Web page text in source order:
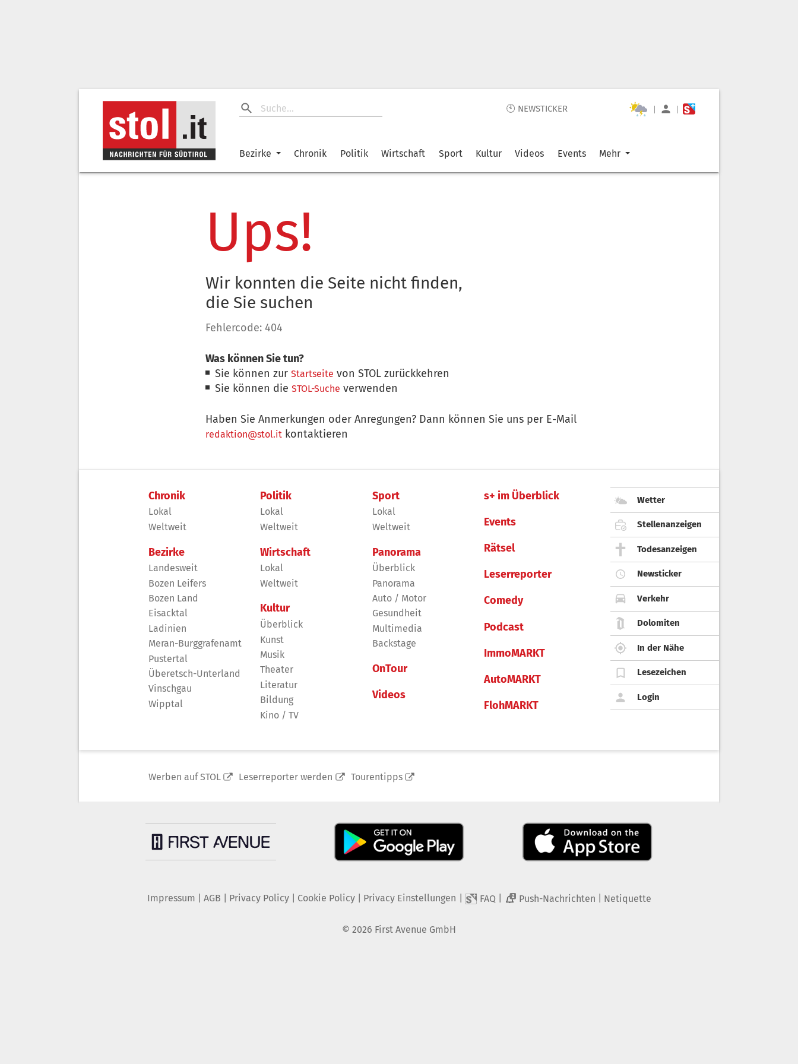
🕙 NEWSTICKER | |
Bezirke Chronik Politik Wirtschaft Sport Kultur Videos Events Mehr
Ups!
Wir konnten die Seite nicht finden,
die Sie suchen
Fehlercode: 404
Was können Sie tun?
Sie können zurStartseite von STOL zurückkehren
Sie können dieSTOL-Suche verwenden
Haben Sie Anmerkungen oder Anregungen? Dann können Sie uns per E-Mail
redaktion@stol.it kontaktieren
Chronik
Lokal
Weltweit
Bezirke
Landesweit
Bozen Leifers
Bozen Land
Eisacktal
Ladinien
Meran-Burggrafenamt
Pustertal
Überetsch-Unterland
Vinschgau
Wipptal
Politik
Lokal
Weltweit
Wirtschaft
Lokal
Weltweit
Kultur
Überblick
Kunst
Musik
Theater
Literatur
Bildung
Kino / TV
Sport
Lokal
Weltweit
Panorama
Überblick
Panorama
Auto / Motor
Gesundheit
Multimedia
Backstage
OnTour
Videos
s+ im Überblick
Events
Rätsel
Leserreporter
Comedy
Podcast
ImmoMARKT
AutoMARKT
FlohMARKT
Wetter
Stellenanzeigen
Todesanzeigen
Newsticker
Verkehr
Dolomiten
In der Nähe
Lesezeichen
Login
Werben auf STOL Leserreporter werden Tourentipps
Impressum AGB Privacy Policy| Cookie Policy| Privacy Einstellungen FAQ 2 Push-Nachrichten Netiquette
© 2026 First Avenue GmbH